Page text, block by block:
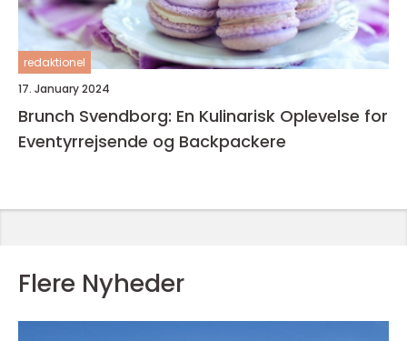
redaktionel
17. January 2024
Brunch Svendborg: En Kulinarisk Oplevelse for
Eventyrrejsende og Backpackere
Flere Nyheder